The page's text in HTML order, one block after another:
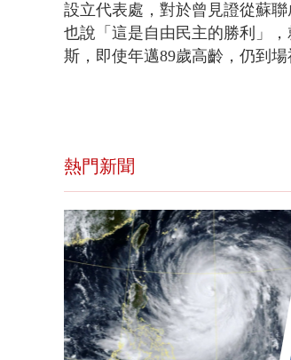
設立代表處，對於曾見證從蘇
也說「這是自由民主的勝利」
斯，即使年邁89歲高齡，仍到
熱門新聞